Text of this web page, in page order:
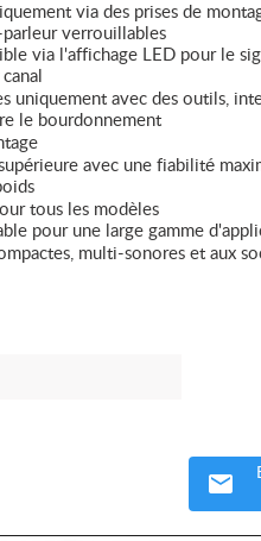
via des prises de
verrouillables
via l'affichage LED pour le
uniquement avec des outils,
le bourdonnement
avec une fiabilité
tous les modèles
pour une large gamme
multi-sonores et aux